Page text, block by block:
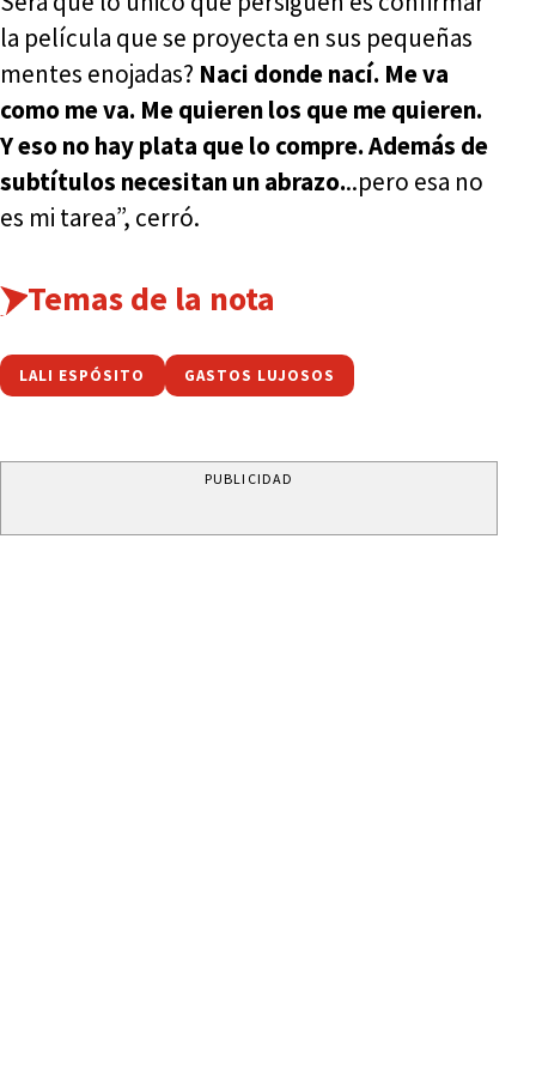
la película que se proyecta en sus pequeñas
mentes enojadas? Naci donde nací. Me va
como me va. Me quieren los que me quieren.
Y eso no hay plata que lo compre. Además de
subtítulos necesitan un abrazo...pero esa no
es mi tarea”, cerró.
Temas de la nota
LALI ESPÓSITO GASTOS LUJOSOS
PUBLICIDAD